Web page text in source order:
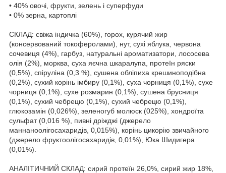
• 40% овочі, фрукти, зелень і суперфуди
• 0% зерна, картоплі
СКЛАД: свіжа індичка (60%), горох, курячий жир
(консервований токоферолами), нут, сухі яблука, червона
сочевиця (4%), гарбуз, натуральні ароматизатори, лососева
олія (2%), морква, суха яєчна шкаралупа, протеїн ряски
(0,5%), спіруліна (0,3 %), сушена обліпиха крешиноподібна
(0,2%), сухий корінь імбиру (0,1%), суха чорниця (0,1%), сухе
чорниця (0,1%), сухе розмарин (0,1%), сушена брусниця
(0,1%), сухий чебрецю (0,1%), сухий чебрецю (0,1%),
глюкозамін (0,026%), зеленогуб молюск (025%), хондроїта
сульфат (0,016 %), пивні дріжджі (джерело
маннаноолігосахаридів, 0,015%), корінь цикорію звичайного
(джерело фруктоолігосахаридів, 0,01%), Юка Шидигера
(0,01%).
АНАЛІТИЧНИЙ СКЛАД: сирий протеїн 26,0%, сирий жир 18%,